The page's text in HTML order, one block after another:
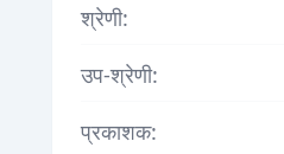
श्रेणी:
उप-श्रेणी:
प्रकाशक: